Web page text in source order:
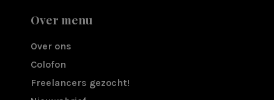
Over menu
Over ons
Colofon
Freelancers gezocht!